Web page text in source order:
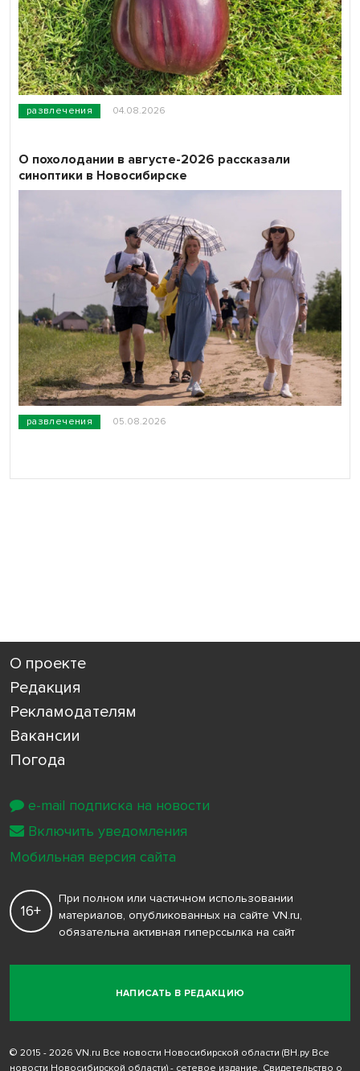
развлечения 04.08.2026
развлечения 05.08.2026
О похолодании в августе-2026 рассказали
синоптики в Новосибирске
О проекте
Редакция
Рекламодателям
Вакансии
Погода
НАПИСАТЬ В РЕДАКЦИЮ
16+
При полном или частичном использовании
материалов, опубликованных на сайте VN.ru,
обязательна активная гиперссылка на сайт
© 2015 - 2026 VN.ru Все новости Новосибирской области (ВН.ру Все
новости Новосибирской области) - сетевое издание. Свидетельство о
e-mail подписка на новости
Включить уведомления
Мобильная версия сайта